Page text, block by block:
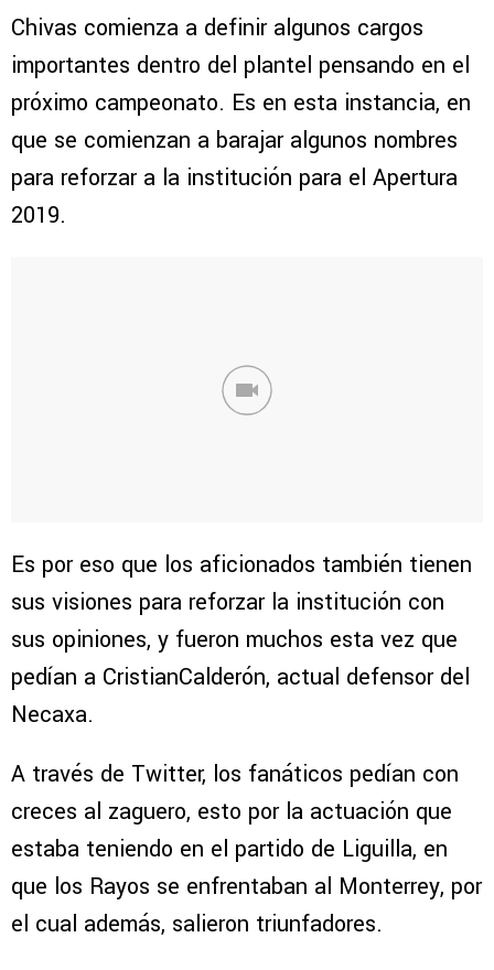
Chivas comienza a definir algunos cargos
importantes dentro del plantel pensando en el
próximo campeonato. Es en esta instancia, en
que se comienzan a barajar algunos nombres
para reforzar a la institución para el Apertura
2019.
Es por eso que los aficionados también tienen
sus visiones para reforzar la institución con
sus opiniones, y fueron muchos esta vez que
pedían a CristianCalderón, actual defensor del
Necaxa.
A través de Twitter, los fanáticos pedían con
creces al zaguero, esto por la actuación que
estaba teniendo en el partido de Liguilla, en
que los Rayos se enfrentaban al Monterrey, por
el cual además, salieron triunfadores.